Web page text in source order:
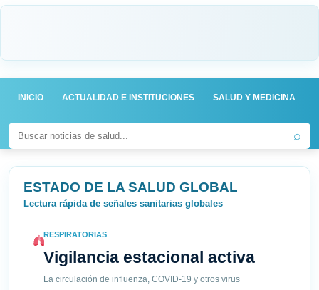
INICIO ACTUALIDAD E INSTITUCIONES SALUD Y MEDICINA
⌕
ESTADO DE LA SALUD GLOBAL
Lectura rápida de señales sanitarias globales
RESPIRATORIAS
Vigilancia estacional activa
La circulación de influenza, COVID-19 y otros virus